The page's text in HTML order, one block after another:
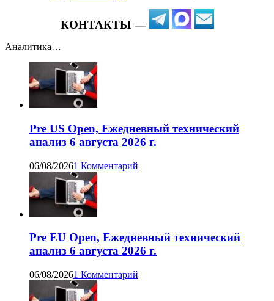
КОНТАКТЫ —
Аналитика…
Pre US Open, Ежедневный технический
анализ 6 августа 2026 г.
06/08/20261 Комментарий
Pre EU Open, Ежедневный технический
анализ 6 августа 2026 г.
06/08/20261 Комментарий